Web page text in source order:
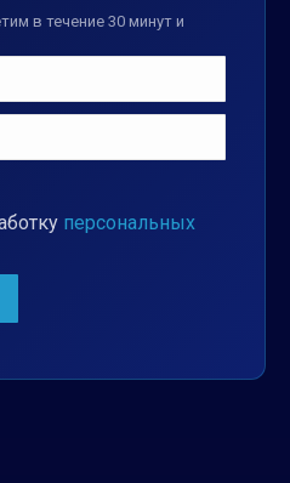
в течение 30 минут и
персональных